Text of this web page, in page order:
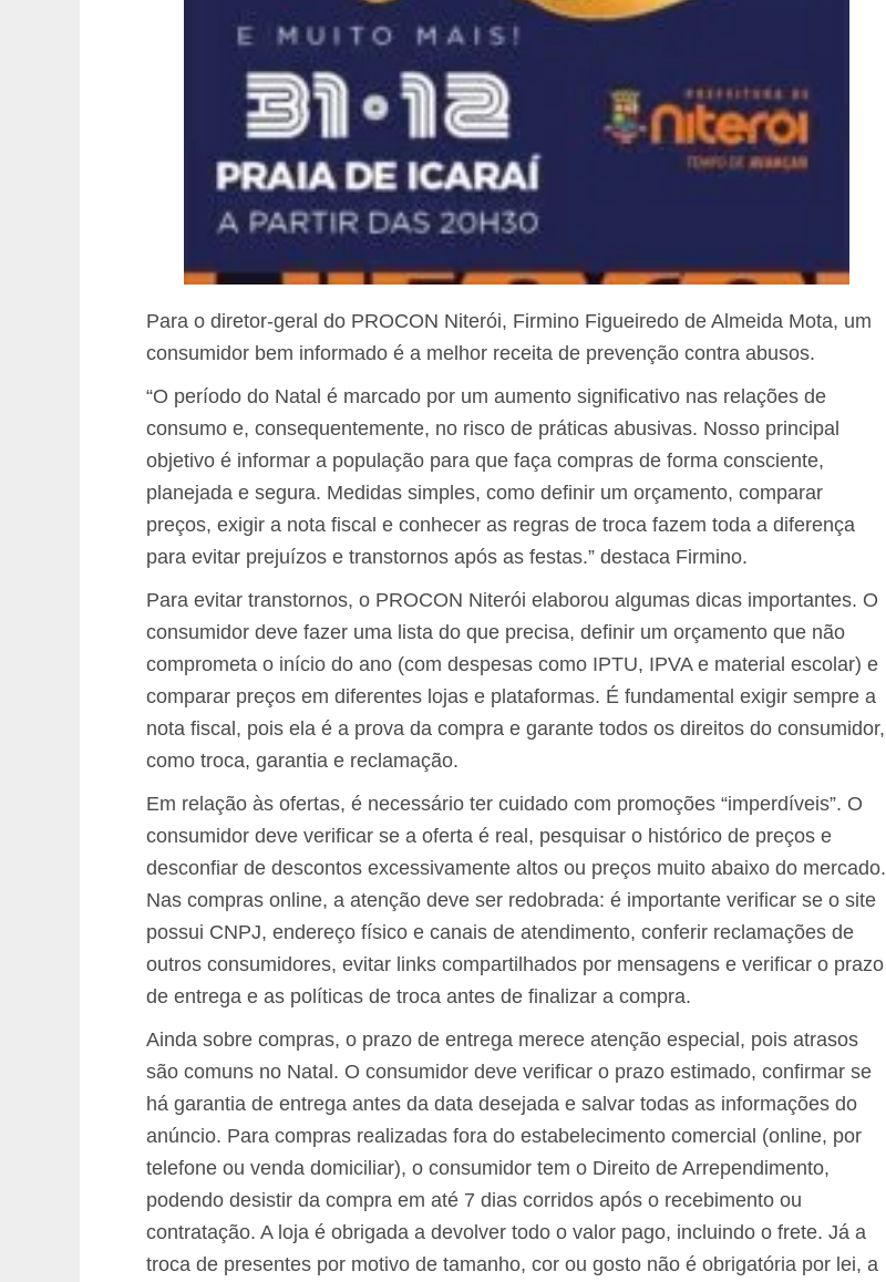
Para o diretor-geral do PROCON Niterói, Firmino Figueiredo de Almeida Mota, um
consumidor bem informado é a melhor receita de prevenção contra abusos.
“O período do Natal é marcado por um aumento significativo nas relações de
consumo e, consequentemente, no risco de práticas abusivas. Nosso principal
objetivo é informar a população para que faça compras de forma consciente,
planejada e segura. Medidas simples, como definir um orçamento, comparar
preços, exigir a nota fiscal e conhecer as regras de troca fazem toda a diferença
para evitar prejuízos e transtornos após as festas.” destaca Firmino.
Para evitar transtornos, o PROCON Niterói elaborou algumas dicas importantes. O
consumidor deve fazer uma lista do que precisa, definir um orçamento que não
comprometa o início do ano (com despesas como IPTU, IPVA e material escolar) e
comparar preços em diferentes lojas e plataformas. É fundamental exigir sempre a
nota fiscal, pois ela é a prova da compra e garante todos os direitos do consumidor,
como troca, garantia e reclamação.
Em relação às ofertas, é necessário ter cuidado com promoções “imperdíveis”. O
consumidor deve verificar se a oferta é real, pesquisar o histórico de preços e
desconfiar de descontos excessivamente altos ou preços muito abaixo do mercado.
Nas compras online, a atenção deve ser redobrada: é importante verificar se o site
possui CNPJ, endereço físico e canais de atendimento, conferir reclamações de
outros consumidores, evitar links compartilhados por mensagens e verificar o prazo
de entrega e as políticas de troca antes de finalizar a compra.
Ainda sobre compras, o prazo de entrega merece atenção especial, pois atrasos
são comuns no Natal. O consumidor deve verificar o prazo estimado, confirmar se
há garantia de entrega antes da data desejada e salvar todas as informações do
anúncio. Para compras realizadas fora do estabelecimento comercial (online, por
telefone ou venda domiciliar), o consumidor tem o Direito de Arrependimento,
podendo desistir da compra em até 7 dias corridos após o recebimento ou
contratação. A loja é obrigada a devolver todo o valor pago, incluindo o frete. Já a
troca de presentes por motivo de tamanho, cor ou gosto não é obrigatória por lei, a